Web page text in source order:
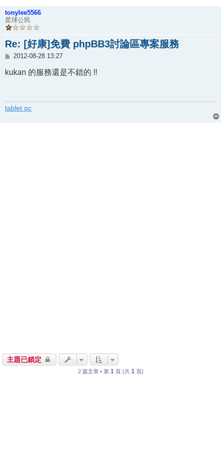
tonylee5566
星球公民
Re: [好康]免費 phpBB3討論區專案服務
文
2012-08-28 13:27
kukan 的服務還是不錯的 !!
tablet pc
主題已鎖定
2 篇文章 • 第 1 頁 (共 1 頁)